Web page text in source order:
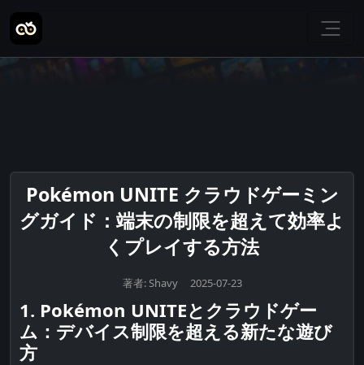
Pokémon UNITE クラウドゲーミン
グガイド：端末の制限を超えて効率よ
くプレイする方法
著者: Shavy 2025-07-23
1. Pokémon UNITEとクラウドゲー
ム：デバイス制限を超える新たな遊び
方